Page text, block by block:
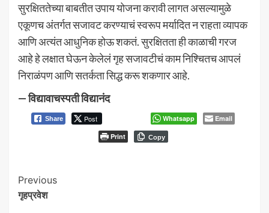
सुरक्षिततेच्या बाबतीत उपाय योजना करावी लागत असल्यामुळे
एकूणच अंतर्गत सजावट करण्याचं स्वरूप मर्यादित न राहता व्यापक
आणि अत्यंत आधुनिक होऊ शकतं. सुरक्षितता ही काळाची गरज
आहे हे लक्षात घेऊन केलेलं गृह सजावटीचं काम निश्चितच आपलं
निराळंपण आणि सतर्कता सिद्ध करू शकणार आहे.
— विद्यावाचस्पती विद्यानंद
Share Post Whatsapp
Email
Print
Copy
Continue
Reading
Previous
गृहप्रवेश